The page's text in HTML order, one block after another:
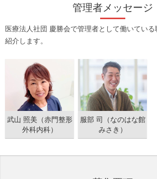
管理者メッセージ
医療法人社団 慶勝会で管理者として働いてい
紹介します。
武山 照美（赤門整形
外科内科）
服部 司（なのはな館
みさき）